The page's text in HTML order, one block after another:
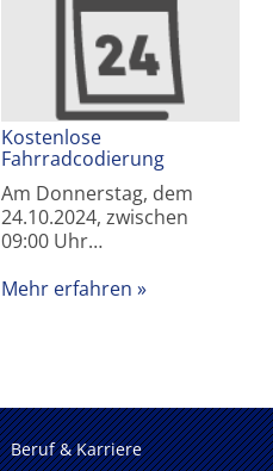
Kostenlose
Fahrradcodierung
Am Donnerstag, dem
24.10.2024, zwischen
09:00 Uhr…
Mehr erfahren
Beruf & Karriere